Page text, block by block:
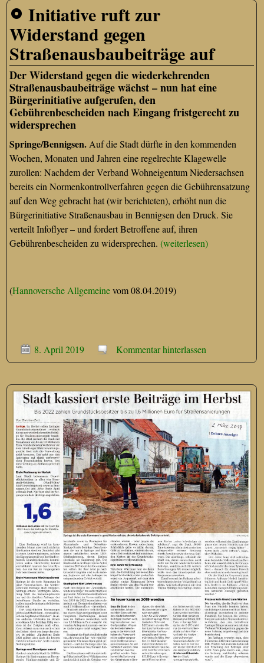
Initiative ruft zur
Widerstand gegen
Straßenausbaubeiträge auf
Der Widerstand gegen die wiederkehrenden
Straßenausbaubeiträge wächst – nun hat eine
Bürgerinitiative aufgerufen, den
Gebührenbescheiden nach Eingang fristgerecht zu
widersprechen
Springe/Bennigsen.Auf die Stadt dürfte in den kommenden
Wochen, Monaten und Jahren eine regelrechte Klagewelle
zurollen: Nachdem der Verband Wohneigentum Niedersachsen
bereits ein Normenkontrollverfahren gegen die Gebührensatzung
auf den Weg gebracht hat (wir berichteten), erhöht nun die
Bürgerinitiative Straßenausbau in Bennigsen den Druck. Sie
verteilt Infoflyer – und fordert Betroffene auf, ihren
Gebührenbescheiden zu widersprechen.(weiterlesen)
(Hannoversche Allgemeinevom 08.04.2019)
8. April 2019 Kommentar hinterlassen